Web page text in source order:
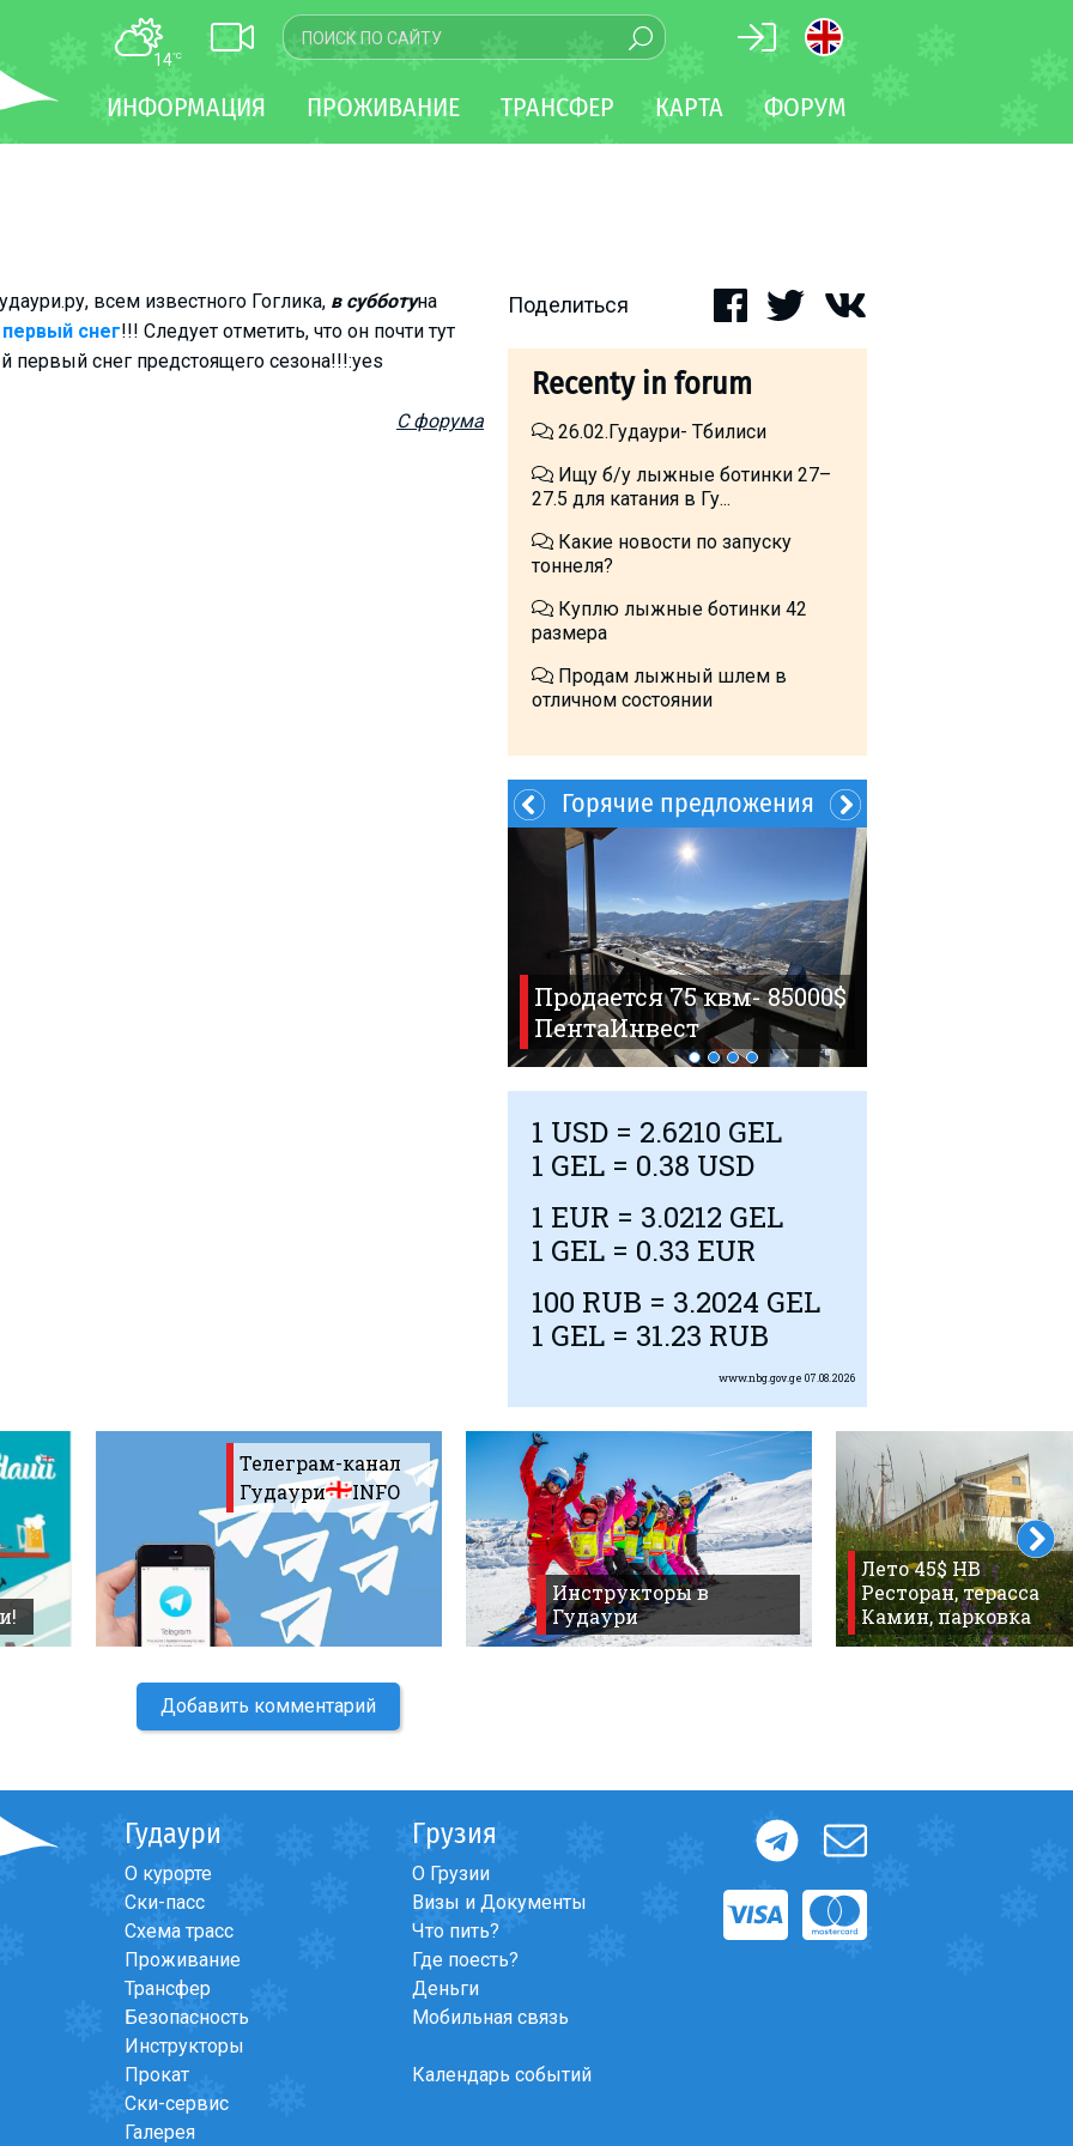
14°C
ИНФОРМАЦИЯ ПРОЖИВАНИЕ ТРАНСФЕР КАРТА ФОРУМ
всем известного Гоглика, в субботуна
первый снег!!! Следует отметить, что он почти тут
снег предстоящего сезона!!!:yes
С форума
Поделиться
Recenty in forum
26.02.Гудаури- Тбилиси
Ищу б/у лыжные ботинки 27–
27.5 для катания в Гу...
Какие новости по запуску
тоннеля?
Куплю лыжные ботинки 42
размера
Продам лыжный шлем в
отличном состоянии
Продается 75 квм- 85000$
ПентаИнвест
Горячие предложения
1 USD = 2.6210 GEL
1 GEL = 0.38 USD
1 EUR = 3.0212 GEL
1 GEL = 0.33 EUR
100 RUB = 3.2024 GEL
1 GEL = 31.23 RUB
www.nbg.gov.ge 07.08.2026
Телеграм-канал
Гудаури
INFO
Инструкторы в
Гудаури
Лето 45$ HB
Ресторан, терасса
Камин, парковка
Добавить комментарий
Гудаури
О курорте
Ски-пасс
Схема трасс
Проживание
Трансфер
Безопасность
Инструкторы
Прокат
Ски-сервис
Галерея
Грузия
О Грузии
Визы и Документы
Что пить?
Где поесть?
Деньги
Мобильная связь
Календарь событий